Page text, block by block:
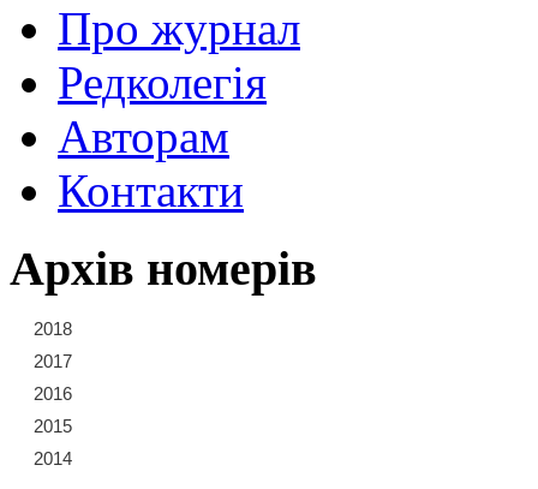
Про журнал
Редколегія
Авторам
Контакти
Архів номерів
2018
2017
2016
2015
2014